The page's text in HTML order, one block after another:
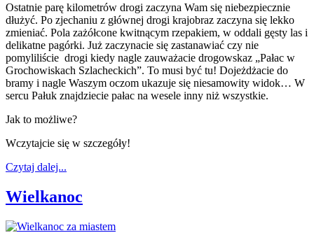
Ostatnie parę kilometrów drogi zaczyna Wam się niebezpiecznie
dłużyć. Po zjechaniu z głównej drogi krajobraz zaczyna się lekko
zmieniać. Pola zażółcone kwitnącym rzepakiem, w oddali gęsty las i
delikatne pagórki. Już zaczynacie się zastanawiać czy nie
pomyliliście drogi kiedy nagle zauważacie drogowskaz „Pałac w
Grochowiskach Szlacheckich”. To musi być tu! Dojeżdżacie do
bramy i nagle Waszym oczom ukazuje się niesamowity widok… W
sercu Pałuk znajdziecie pałac na wesele inny niż wszystkie.
Jak to możliwe?
Wczytajcie się w szczegóły!
Czytaj dalej...
Wielkanoc